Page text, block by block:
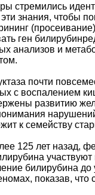
стремились
знания, чтобы
ген
анализов и
почти
с воспалением
развитию
к семейству
125 лет назад,
билирубина
показав, что